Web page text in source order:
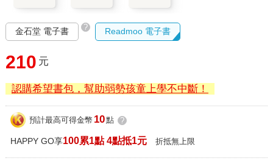
金石堂 電子書 ? Readmoo 電子書
210 元
認購希望書包，幫助弱勢孩童上學不中斷！
預計最高可得金幣 10點 ?
HAPPY GO享100累1點 4點抵1元 折抵無上限